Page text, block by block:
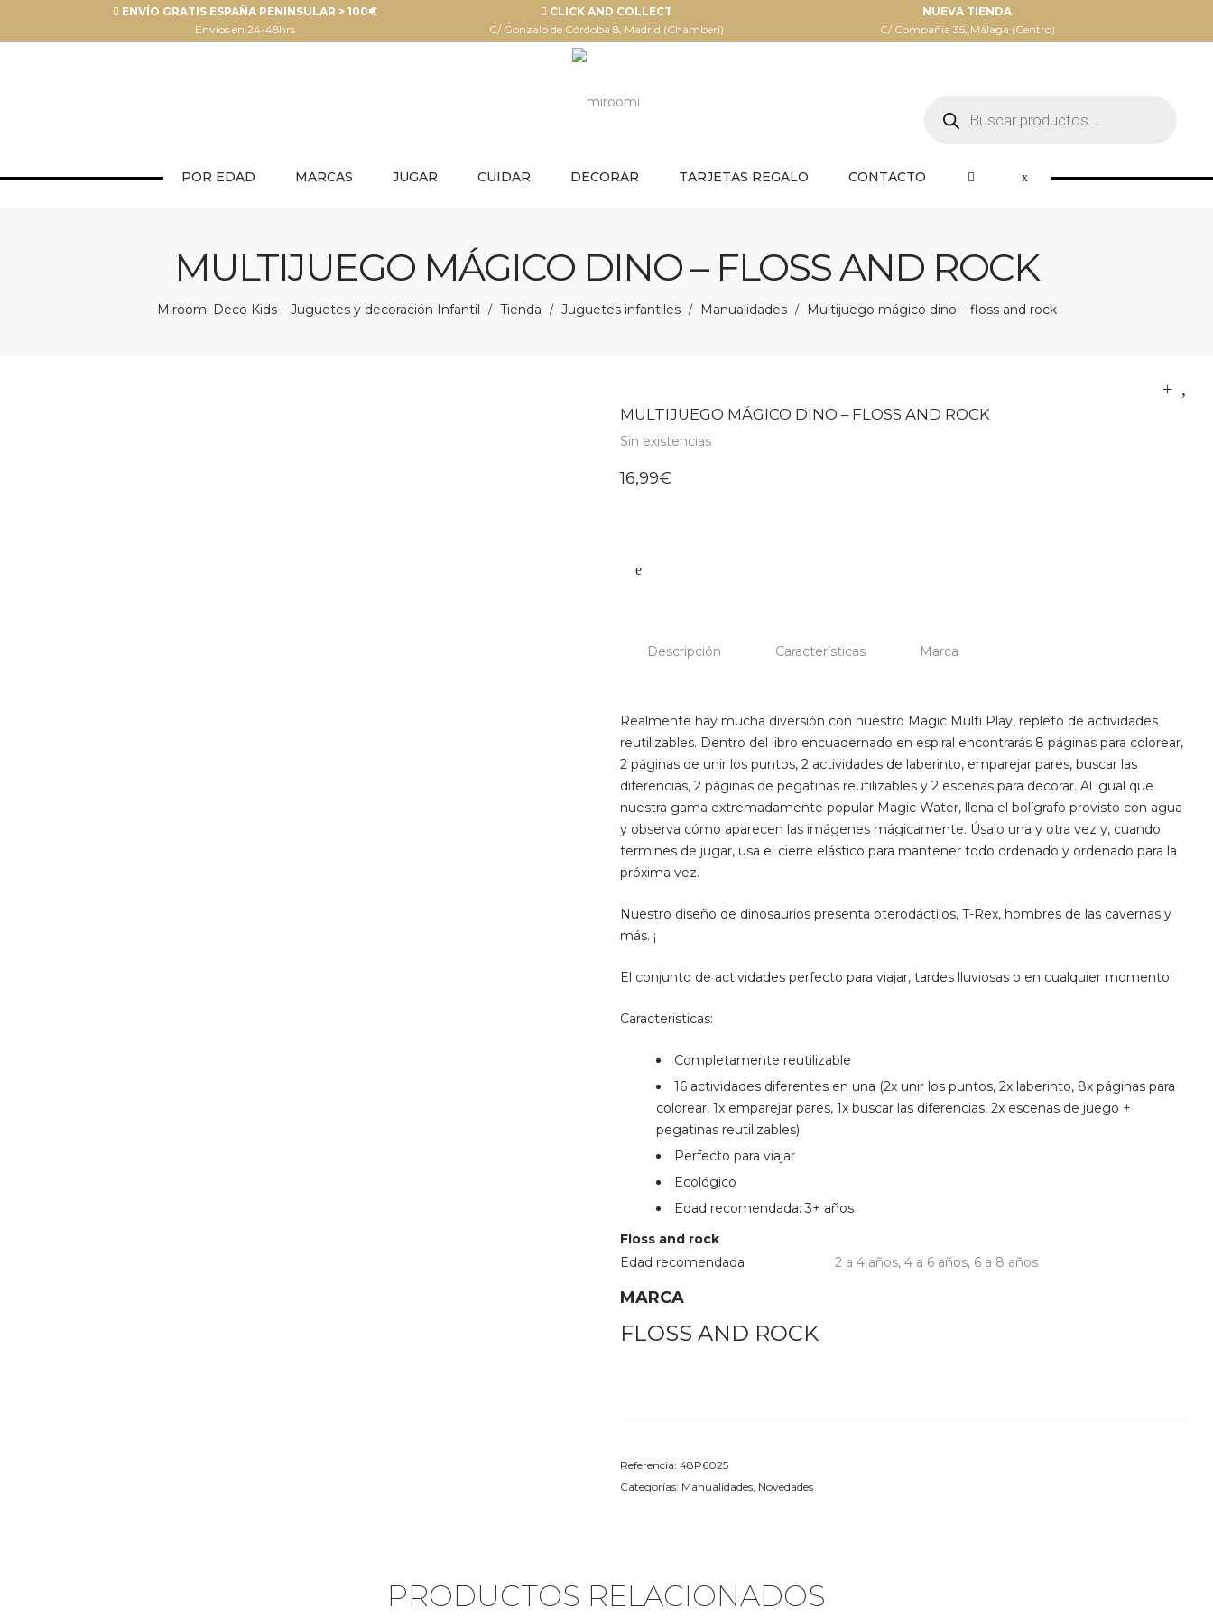
ENVÍO GRATIS ESPAÑA PENINSULAR > 100€
Envíos en 24-48hrs
CLICK AND COLLECT
C/ Gonzalo de Córdoba 8, Madrid (Chamberí)
NUEVA TIENDA
C/ Compañia 35, Málaga (Centro)
productos
POR EDAD MARCAS JUGAR CUIDAR DECORAR TARJETAS REGALO CONTACTO
MULTIJUEGO MÁGICO DINO – FLOSS AND ROCK
Miroomi Deco Kids – Juguetes y decoración Infantil / Tienda / Juguetes infantiles / Manualidades / Multijuego mágico dino – floss and rock
MULTIJUEGO MÁGICO DINO – FLOSS AND ROCK
Sin existencias
16,99€
Descripción Características Marca
Realmente hay mucha diversión con nuestro Magic Multi Play, repleto de actividades
reutilizables. Dentro del libro encuadernado en espiral encontrarás 8 páginas para colorear,
2 páginas de unir los puntos, 2 actividades de laberinto, emparejar pares, buscar las
diferencias, 2 páginas de pegatinas reutilizables y 2 escenas para decorar. Al igual que
nuestra gama extremadamente popular Magic Water, llena el bolígrafo provisto con agua
y observa cómo aparecen las imágenes mágicamente. Úsalo una y otra vez y, cuando
termines de jugar, usa el cierre elástico para mantener todo ordenado y ordenado para la
próxima vez.
Nuestro diseño de dinosaurios presenta pterodáctilos, T-Rex, hombres de las cavernas y
más. ¡
El conjunto de actividades perfecto para viajar, tardes lluviosas o en cualquier momento!
Caracteristicas:
Completamente reutilizable
16 actividades diferentes en una (2x unir los puntos, 2x laberinto, 8x páginas para
colorear, 1x emparejar pares, 1x buscar las diferencias, 2x escenas de juego +
pegatinas reutilizables)
Perfecto para viajar
Ecológico
Edad recomendada: 3+ años
Floss and rock
Edad recomendada
2 a 4 años, 4 a 6 años, 6 a 8 años
MARCA
FLOSS AND ROCK
Referencia: 48P6025
Categorías: Manualidades Novedades
PRODUCTOS RELACIONADOS